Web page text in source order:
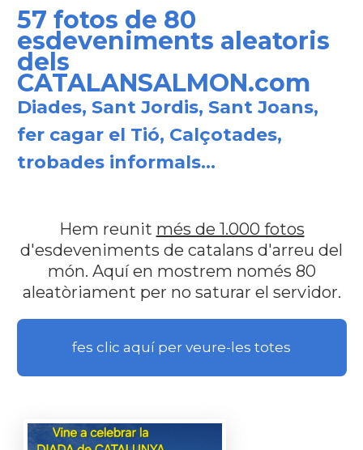
57 fotos de 80
esdeveniments aleatoris
dels
CATALANSALMON.com
Diades, Sant Jordis, Sant Joans,
fer cagar el Tió, Calçotades,
trobades informals...
Hem reunit més de 1.000 fotos
d'esdeveniments de catalans d'arreu del
món. Aquí en mostrem només 80
aleatòriament per no saturar el servidor.
fes clic aquí per veure-les totes